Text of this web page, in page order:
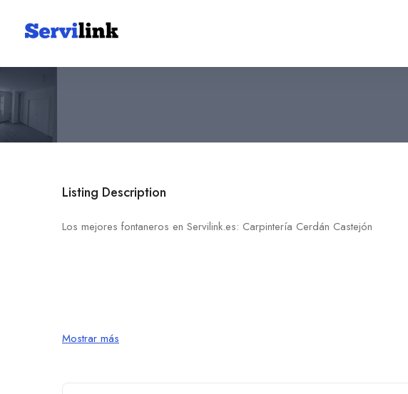
Carpintería Cerdán Castejón
Listing Description
Los mejores fontaneros en Servilink.es: Carpintería Cerdán Castejón
Mostrar más